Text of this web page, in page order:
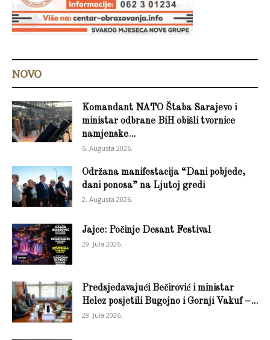
NOVO
Komandant NATO Štaba Sarajevo i
ministar odbrane BiH obišli tvornice
namjenske...
6. Augusta 2026.
Održana manifestacija “Dani pobjede,
dani ponosa” na Ljutoj gredi
2. Augusta 2026.
Jajce: Počinje Desant Festival
29. Jula 2026.
Predsjedavajući Bečirović i ministar
Helez posjetili Bugojno i Gornji Vakuf –...
28. Jula 2026.